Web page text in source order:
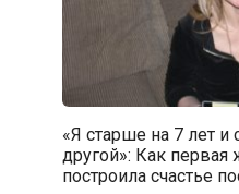
«Я старше на 7 лет и
другой»: Как
построила счастье